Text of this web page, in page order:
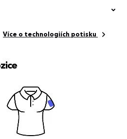
Více o technologiích potisku